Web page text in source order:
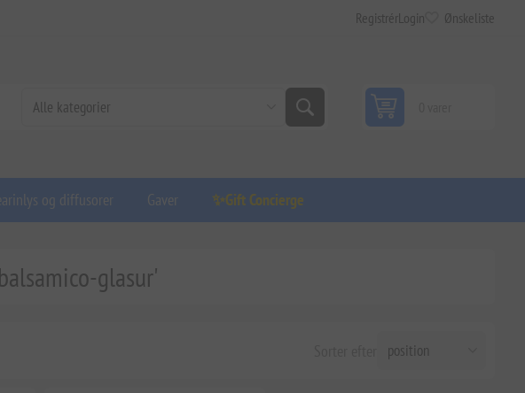
RegistrérLogin Ønskeliste
og diffusorer Gaver ✨Gift Concierge
glasur'